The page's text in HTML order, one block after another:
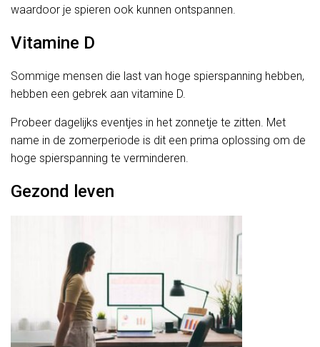
waardoor je spieren ook kunnen ontspannen.
Vitamine D
Sommige mensen die last van hoge spierspanning hebben,
hebben een gebrek aan vitamine D.
Probeer dagelijks eventjes in het zonnetje te zitten. Met
name in de zomerperiode is dit een prima oplossing om de
hoge spierspanning te verminderen.
Gezond leven